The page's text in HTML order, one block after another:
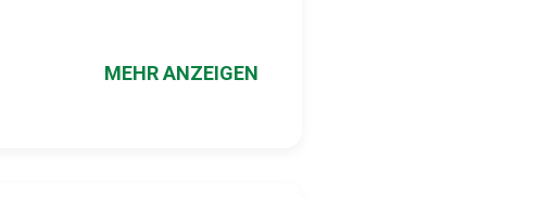
Vielleicht. Schmeckt
in den Topf taucht, noch
grünen Norden
MEHR ANZEIGEN